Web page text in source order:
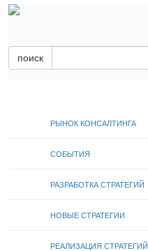
поиск
РЫНОК КОНСАЛТИНГА
СОБЫТИЯ
РАЗРАБОТКА СТРАТЕГИЙ
НОВЫЕ СТРАТЕГИИ
РЕАЛИЗАЦИЯ СТРАТЕГИЙ